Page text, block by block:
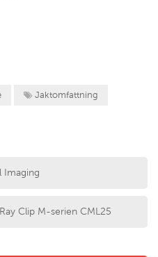
Jaktomfattning
Imaging
Clip M-serien CML25